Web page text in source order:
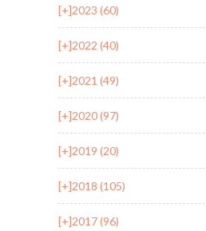
[+]2023 (60)
[+]2022 (40)
[+]2021 (49)
[+]2020 (97)
[+]2019 (20)
[+]2018 (105)
[+]2017 (96)